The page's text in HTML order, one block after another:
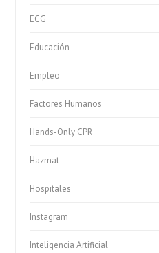
ECG
Educación
Empleo
Factores Humanos
Hands-Only CPR
Hazmat
Hospitales
Instagram
Inteligencia Artificial